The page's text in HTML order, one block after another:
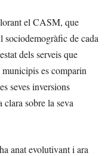
el CASM, que
de cada
dels serveis que
municipis es comparin
seves inversions
sobre la seva
anat evolutivant i ara